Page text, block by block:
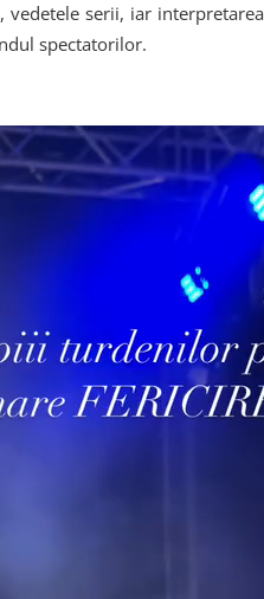
serii, iar
spectatorilor.